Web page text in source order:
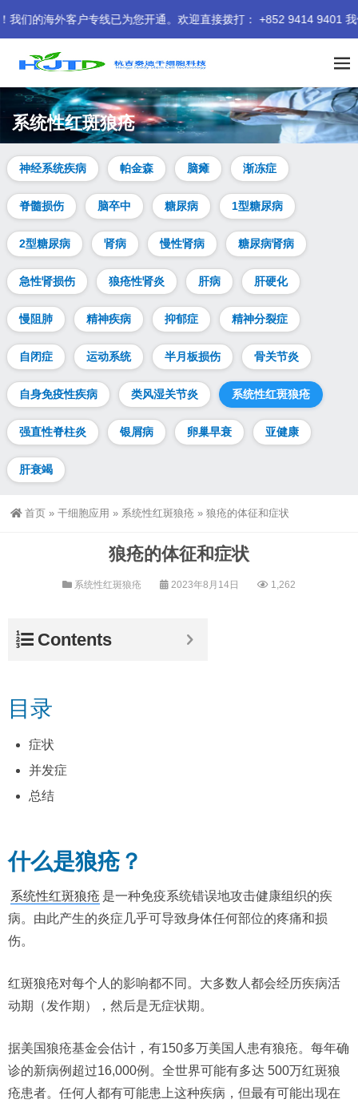
外客户专线已为您开通。欢迎直接拨打： +852 9414 9401 我们期
系统性红斑狼疮
神经系统疾病 帕金森 脑瘫 渐冻症
脊髓损伤 脑卒中 糖尿病 1型糖尿病
2型糖尿病 肾病 慢性肾病 糖尿病肾病
急性肾损伤 狼疮性肾炎 肝病 肝硬化
慢阻肺 精神疾病 抑郁症 精神分裂症
自闭症 运动系统 半月板损伤 骨关节炎
自身免疫性疾病 类风湿关节炎 系统性红斑狼疮
强直性脊柱炎 银屑病 卵巢早衰 亚健康
肝衰竭
首页 » 干细胞应用 » 系统性红斑狼疮 » 狼疮的体征和症状
狼疮的体征和症状
系统性红斑狼疮 2023年8月14日 1,262
Contents
目录
症状
并发症
总结
什么是狼疮？
系统性红斑狼疮 是一种免疫系统错误地攻击健康组织的疾
病。由此产生的炎症几乎可导致身体任何部位的疼痛和损
伤。
红斑狼疮对每个人的影响都不同。大多数人都会经历疾病活
动期（发作期），然后是无症状期。
据美国狼疮基金会估计，有150多万美国人患有狼疮。每年确
诊的新病例超过16,000例。全世界可能有多达 500万红斑狼
疮患者。任何人都有可能患上这种疾病，但最有可能出现在